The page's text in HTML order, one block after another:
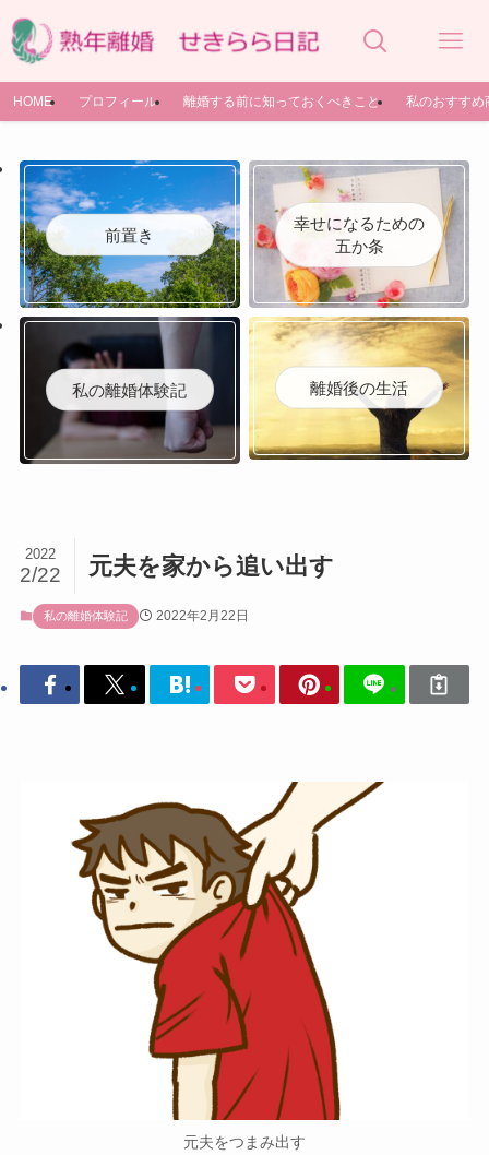
HOME プロフィール 離婚する前に知っておくべきこと 私のおすすめ
前置き
幸せになるための
五か条
私の離婚体験記 離婚後の生活
元夫を家から追い出す
2022
2/22
私の離婚体験記 2022年2月22日
元夫をつまみ出す